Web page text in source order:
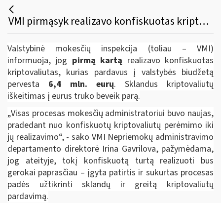
VMI pirmąsyk realizavo konfiskuotas kriptovaliutas. Rezultatas: 6,4 mln. eurų į valstybės biudžetą
Valstybinė mokesčių inspekcija (toliau – VMI)
informuoja, jog pirmą kartą realizavo konfiskuotas
kriptovaliutas, kurias pardavus į valstybės biudžetą
pervesta 6,4 mln. eurų. Sklandus kriptovaliutų
iškeitimas į eurus truko beveik parą.
„Visas procesas mokesčių administratoriui buvo naujas,
pradedant nuo konfiskuotų kriptovaliutų perėmimo iki
jų realizavimo“, - sako VMI Nepriemokų administravimo
departamento direktorė Irina Gavrilova, pažymėdama,
jog ateityje, tokį konfiskuotą turtą realizuoti bus
gerokai paprasčiau – įgyta patirtis ir sukurtas procesas
padės užtikrinti sklandų ir greitą kriptovaliutų
pardavimą.